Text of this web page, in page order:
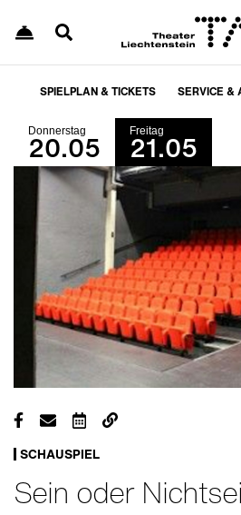
SPIELPLAN & TICKETS SERVICE &
Donnerstag
20.05 Freitag
21.05
SCHAUSPIEL
Sein oder